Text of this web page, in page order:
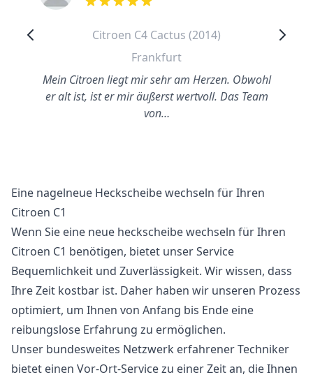
out of 5 stars
Citroen C4 Cactus (2014)
Frankfurt
Mein Citroen liegt mir sehr am Herzen. Obwohl
er alt ist, ist er mir äußerst wertvoll. Das Team
von…
Eine nagelneue Heckscheibe wechseln für Ihren
Citroen C1
Wenn Sie eine neue heckscheibe wechseln für Ihren
Citroen C1 benötigen, bietet unser Service
Bequemlichkeit und Zuverlässigkeit. Wir wissen, dass
Ihre Zeit kostbar ist. Daher haben wir unseren Prozess
optimiert, um Ihnen von Anfang bis Ende eine
reibungslose Erfahrung zu ermöglichen.
Unser bundesweites Netzwerk erfahrener Techniker
bietet einen Vor-Ort-Service zu einer Zeit an, die Ihnen